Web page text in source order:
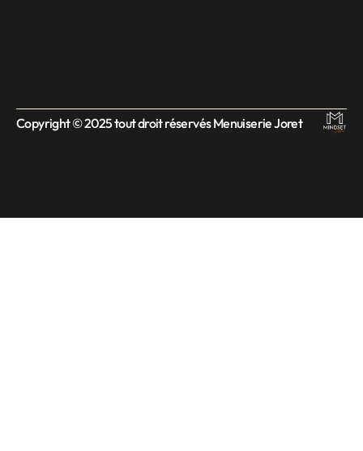
Copyright © 2025 tout droit réservés Menuiserie Joret